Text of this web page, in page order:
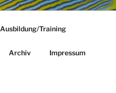
Ausbildung/Training
Archiv Impressum